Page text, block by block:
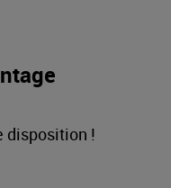
disposition !